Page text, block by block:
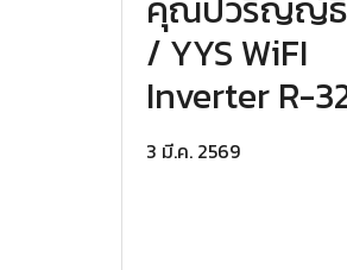
/ YYS WiFI
Inverter R-
3 มี.ค. 2569